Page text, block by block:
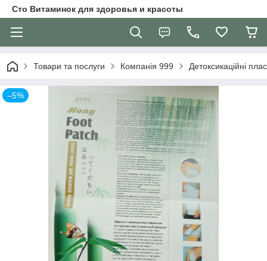
Сто Витаминок для здоровья и красоты
Товари та послуги Компанія 999 Детоксикаційні
–5%